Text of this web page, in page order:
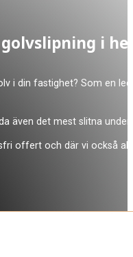
i
i din fastighet? Som en
även det mest slitna
offert och där vi också